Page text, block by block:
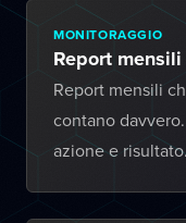
MONITORAGGIO
Report mensili
Report mensili
contano
azione e risultato.